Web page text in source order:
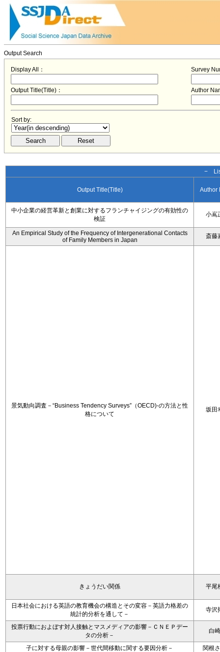
Output Search
Display All： Survey
Output Title(Title)： Author
Sort by:
−
Output Title(Title) Author
中小企業の経営革新と創業に対するフランチャイジングの有効性の
検証
小嶌
An Empirical Study of the Frequency of Intergenerational Contacts
of Family Members in Japan
斎藤
景気動向調査－“Business Tendency Surveys”（OECD)-の方法と性
格について
坂田
きょうだい関係 平尾
日本社会における英語の教育機会の構造とその変容－英語力格差の
統計的分析を通して－
寺沢
投票行動におよぼす対人接触とマスメディアの影響－ＣＮＥＰデー
タの分析－
白
子に対する母親の影響－世代間移動に関する要因分析－
関根